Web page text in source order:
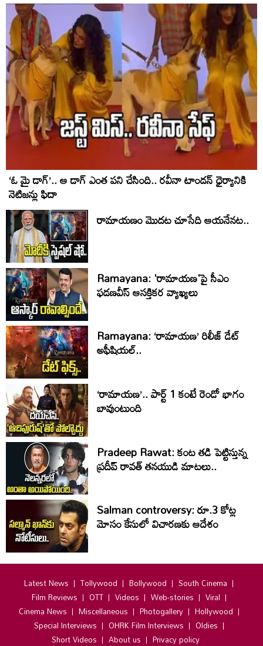
‘ఓ మై డాగ్’.. ఆ డాగ్ ఎంత పని చేసింది.. రవీనా టాండన్ ధైర్యానికి
నెటిజన్లు ఫిదా
రామాయణం మొదట చూసేది ఆయనేనట..
Ramayana: 'రామాయణ'పై సీఎం
ఫడణవీస్ ఆసక్తికర వ్యాఖ్యలు
Ramayana: ‘రామాయణ’ రిలీజ్ డేట్
అఫీషియల్‌..
‘రామాయణ’.. పార్ట్‌ 1 కంటే రెండో భాగం
బావుంటుంది
Pradeep Rawat: కంట తడి పెట్టిస్తున్న
ప్రదీప్ రావత్ తనయుడి మాటలు..
Salman controversy: రూ.3 కోట్ల
మోసం కేసులో విచారణకు ఆదేశం
Latest News Tollywood Bollywood
South Cinema
Film Reviews
OTT Videos Web-stories
Viral
Cinema News
Miscellaneous Photogallery
Hollywood
Special Interviews
OHRK Film Interviews
Oldies
Short Videos
About us Privacy policy